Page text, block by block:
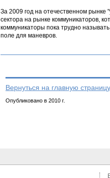
За 2009 год на отечественном рынке
сектора на рынке коммуникаторов,
коммуникаторы пока трудно
поле для маневров.
Вернуться на главную
Опубликовано в 2010 г.